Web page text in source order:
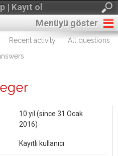
| Kayıt ol
Menüyü göster
Recent activity
All questions
10 yıl (since 31 Ocak
2016)
Kayıtlı kullanıcı